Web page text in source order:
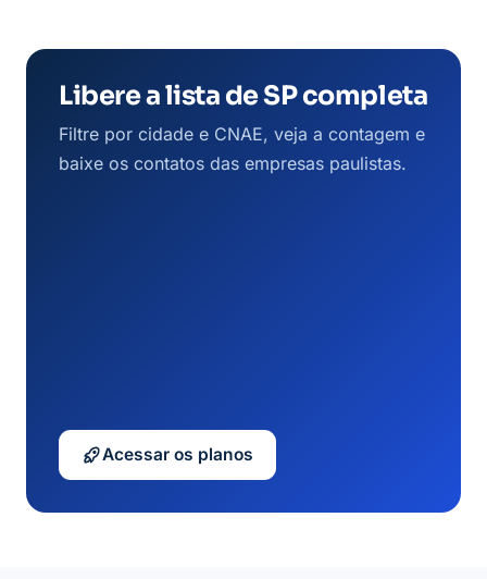
Libere a lista de SP completa
Filtre por cidade e CNAE, veja a contagem e
baixe os contatos das empresas paulistas.
Acessar os planos